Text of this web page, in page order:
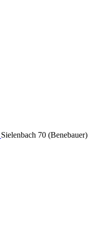
Sielenbach 70 (Benebauer)